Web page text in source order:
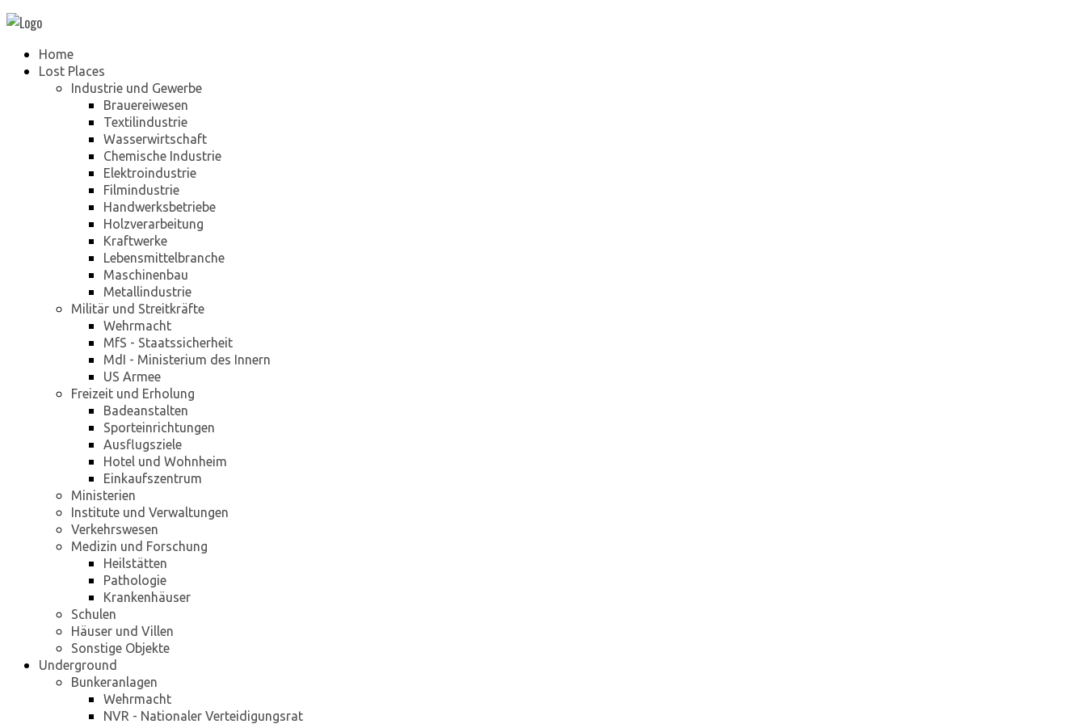
Home
Lost Places
Industrie und Gewerbe
Brauereiwesen
Textilindustrie
Wasserwirtschaft
Chemische Industrie
Elektroindustrie
Filmindustrie
Handwerksbetriebe
Holzverarbeitung
Kraftwerke
Lebensmittelbranche
Maschinenbau
Metallindustrie
Militär und Streitkräfte
Wehrmacht
MfS - Staatssicherheit
MdI - Ministerium des Innern
US Armee
Freizeit und Erholung
Badeanstalten
Sporteinrichtungen
Ausflugsziele
Hotel und Wohnheim
Einkaufszentrum
Ministerien
Institute und Verwaltungen
Verkehrswesen
Medizin und Forschung
Heilstätten
Pathologie
Krankenhäuser
Schulen
Häuser und Villen
Sonstige Objekte
Underground
Bunkeranlagen
Wehrmacht
NVR - Nationaler Verteidigungsrat